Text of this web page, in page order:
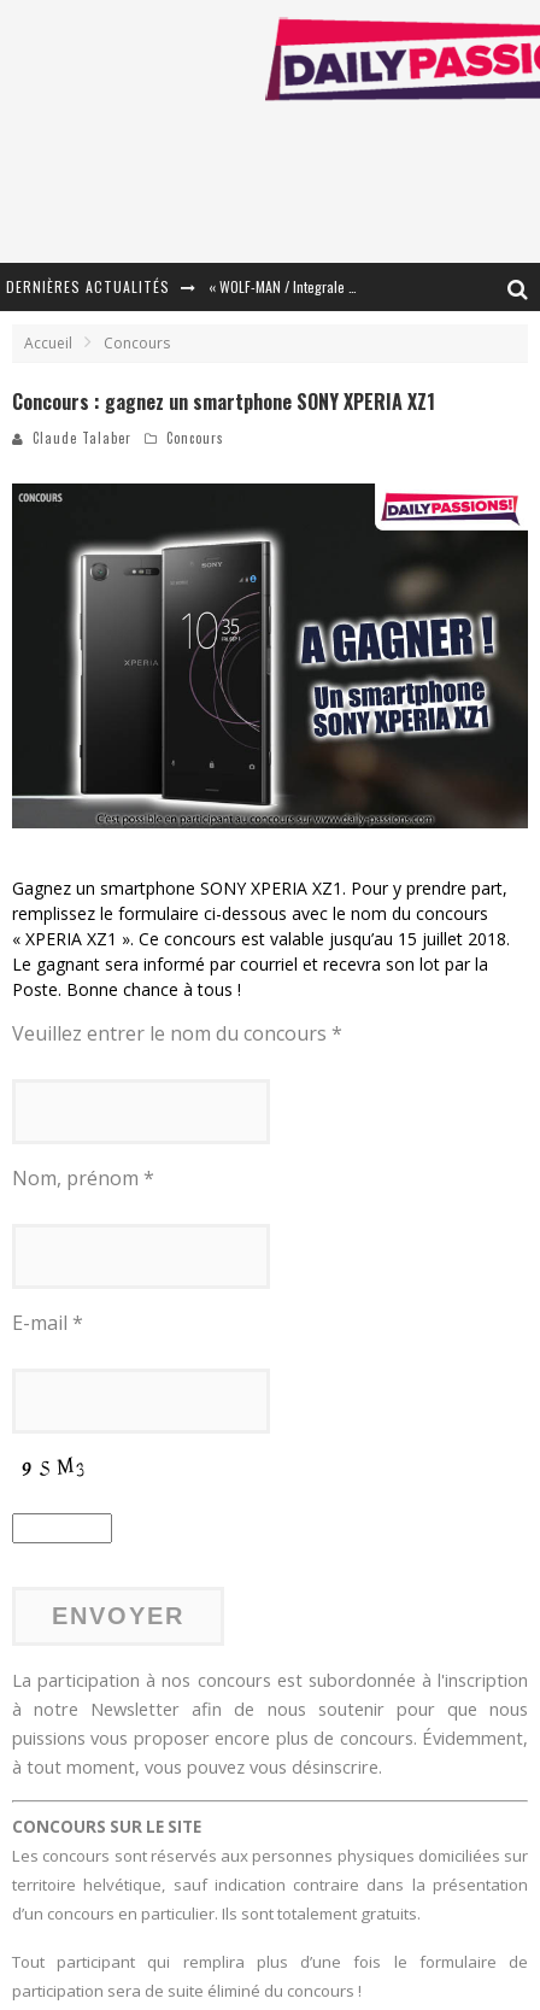
DERNIÈRES ACTUALITÉS
Star Fox
« Dr Wertham / L’homme qui étudia les tueurs en série » - Un Métier à Risque !
Assassin's Creed Black Flag Resynced
« Le Vent dand les Saules » - Une Belle Histoire !
Yoshi and the mysterious book
Accueil Concours
Concours : gagnez un smartphone SONY XPERIA XZ1
Claude Talaber Concours
Gagnez un smartphone SONY XPERIA XZ1. Pour y prendre part,
remplissez le formulaire ci-dessous avec le nom du concours
« XPERIA XZ1 ». Ce concours est valable jusqu’au 15 juillet 2018.
Le gagnant sera informé par courriel et recevra son lot par la
Poste. Bonne chance à tous !
Veuillez entrer le nom du concours *
Nom, prénom *
E-mail *
La participation à nos concours est subordonnée à l'inscription
à notre Newsletter afin de nous soutenir pour que nous
puissions vous proposer encore plus de concours. Évidemment,
à tout moment, vous pouvez vous désinscrire.
CONCOURS SUR LE SITE
Les concours sont réservés aux personnes physiques domiciliées sur
territoire helvétique, sauf indication contraire dans la présentation
d’un concours en particulier. Ils sont totalement gratuits.
Tout participant qui remplira plus d’une fois le formulaire de
participation sera de suite éliminé du concours !